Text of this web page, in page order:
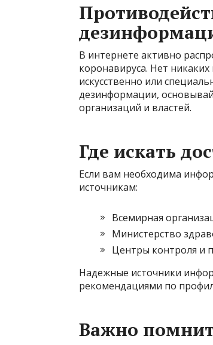
В интернете активно
коронавируса. Нет
искусственно или
дезинформации,
организаций и властей.
Где искать
Если вам необходима
источникам:
Всемирная
Министерство
Центры контроля и
Надежные источники
рекомендациями по
Важно